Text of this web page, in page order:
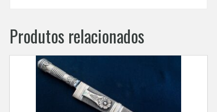
Produtos relacionados